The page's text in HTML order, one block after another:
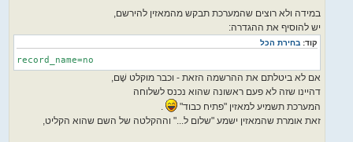
במידה ולא רוצים שהמערכת תבקש מהמאזין להירשם,
יש להוסיף את ההגדרה:
קוד: בחירת הכל
record_name=no
אם לא ביטלתם את ההרשמה הזאת - וכבר מוקלט שֶׁם,
דהיינו שזה לא פעם ראשונה שהוא נכנס לשלוחה
המערכת תשמיע למאזין "פתיח כבוד"
זאת אומרת שהמאזין ישמע "שלום ל..." וההקלטה של השם שהוא הקליט,